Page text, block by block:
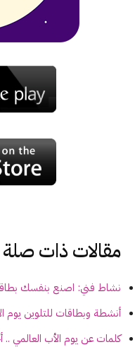
مقالات ذات صلة
نشاط فني: اصنع بنفسك
أنشطة وبطاقات للتلوين يوم
كلمات عن يوم الأب العالمي